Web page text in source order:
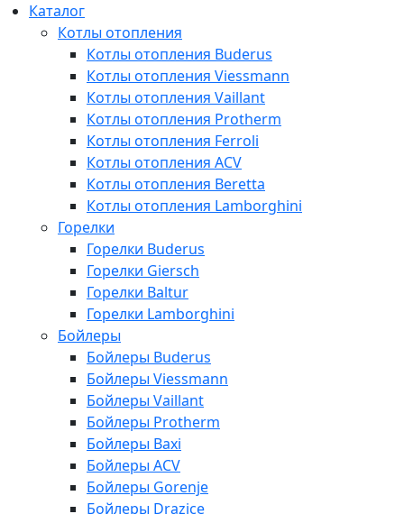
Каталог
Котлы отопления
Котлы отопления Buderus
Котлы отопления Viessmann
Котлы отопления Vaillant
Котлы отопления Protherm
Котлы отопления Ferroli
Котлы отопления ACV
Котлы отопления Beretta
Котлы отопления Lamborghini
Горелки
Горелки Buderus
Горелки Giersch
Горелки Baltur
Горелки Lamborghini
Бойлеры
Бойлеры Buderus
Бойлеры Viessmann
Бойлеры Vaillant
Бойлеры Protherm
Бойлеры Baxi
Бойлеры ACV
Бойлеры Gorenje
Бойлеры Drazice